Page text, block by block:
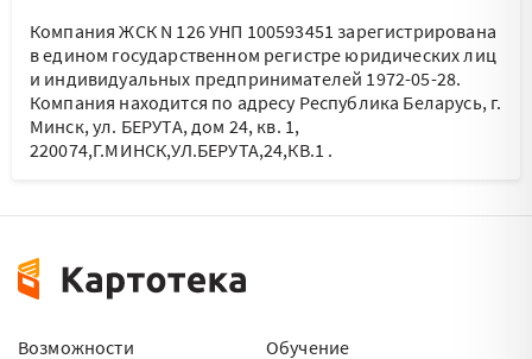
Компания ЖСК N 126 УНП 100593451 зарегистрирована
в едином государственном регистре юридических лиц
и индивидуальных предпринимателей 1972-05-28.
Компания находится по адресу Республика Беларусь, г.
Минск, ул. БЕРУТА, дом 24, кв. 1,
220074,Г.МИНСК,УЛ.БЕРУТА,24,КВ.1 .
Возможности
Обучение